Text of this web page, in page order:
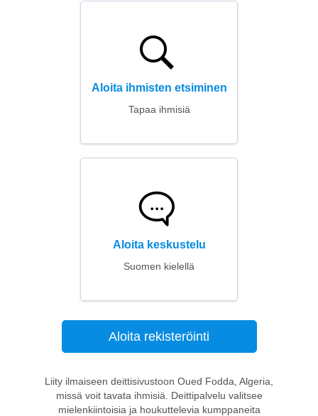
Aloita ihmisten etsiminen
Tapaa ihmisiä
Aloita keskustelu
Suomen kielellä
Aloita rekisteröinti
Liity ilmaiseen deittisivustoon Oued Fodda, Algeria,
missä voit tavata ihmisiä. Deittipalvelu valitsee
mielenkiintoisia ja houkuttelevia kumppaneita